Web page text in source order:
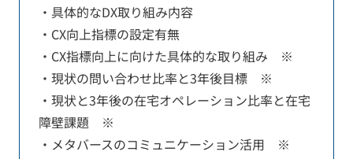
・具体的なDX取り組み内容
・CX向上指標の設定有無
・CX指標向上に向けた具体的な取り組み ※
・現状の問い合わせ比率と3年後目標 ※
・現状と3年後の在宅オペレーション比率と在宅
障壁課題 ※
・メタバースのコミュニケーション活用 ※